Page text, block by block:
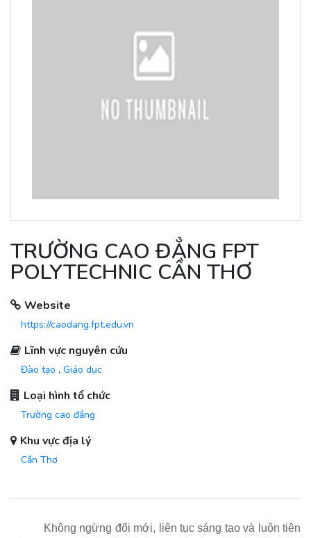
TRƯỜNG CAO ĐẲNG FPT
POLYTECHNIC CẦN THƠ
Website
https://caodang.fpt.edu.vn
Lĩnh vực nguyên cứu
Đào tạo , Giáo dục
Loại hình tổ chức
Trường cao đẳng
Khu vực địa lý
Cần Thơ
Không ngừng đổi mới, liên tục sáng tạo và luôn tiên